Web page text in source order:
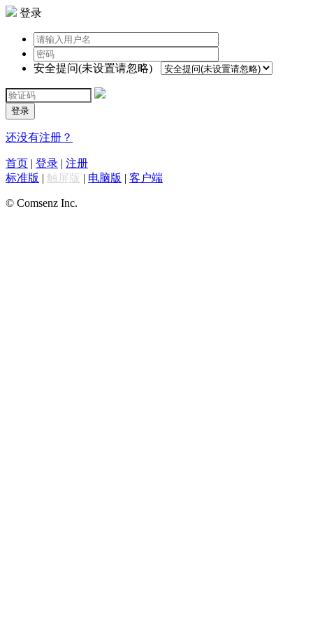
登录
安全提问(未设置请忽略)
登录
还没有注册？
首页 | 登录 | 注册
标准版 | 触屏版 | 电脑版 | 客户端
© Comsenz Inc.